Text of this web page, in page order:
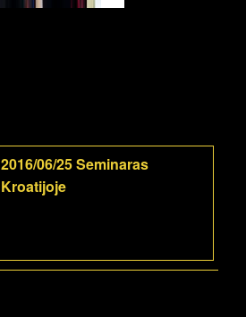
2016/06/25 Seminaras
Kroatijoje